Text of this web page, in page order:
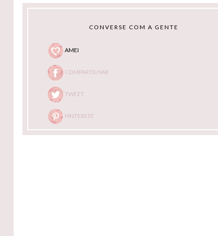
CONVERSE COM A GENTE
AMEI
COMPARTILHAR
TWEET
PINTEREST